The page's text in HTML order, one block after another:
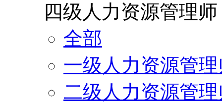
四级人力资源管理师
全部
一级人力资源管
二级人力资源管